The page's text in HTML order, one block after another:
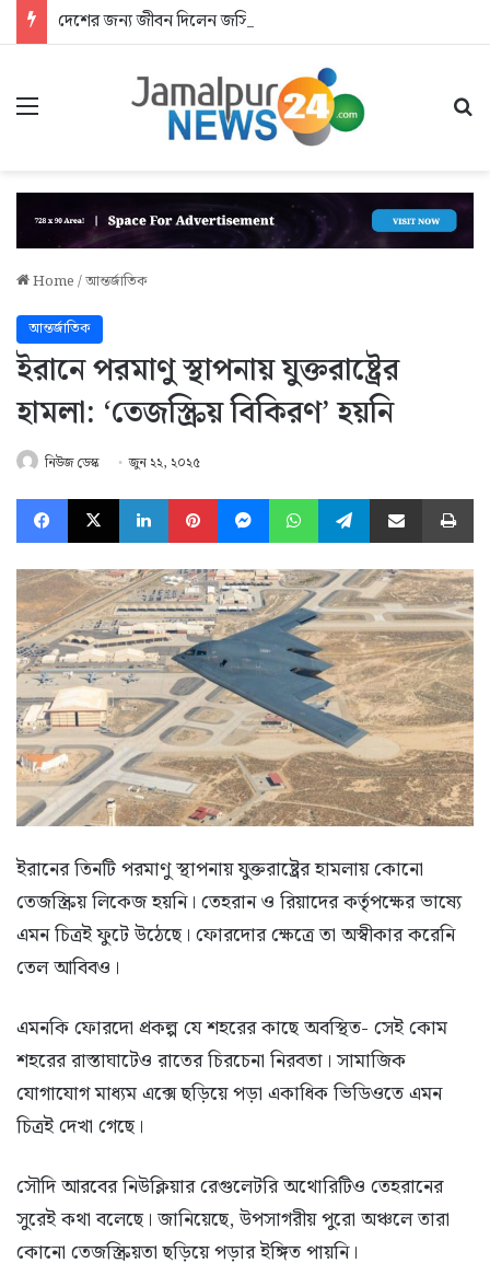
দেশের জন্য জীবন দিলেন জসিম: আশ্রয়হীন শহীদের পরিবার
Menu
Home/আন্তর্জাতিক
আন্তর্জাতিক
ইরানে পরমাণু স্থাপনায় যুক্তরাষ্ট্রের
হামলা: ‘তেজস্ক্রিয় বিকিরণ’ হয়নি
নিউজ ডেস্ক জুন ২২, ২০২৫
Facebook
X LinkedInPinterestMessengerWhatsAppTelegramShare via Email
ইরানের তিনটি পরমাণু স্থাপনায় যুক্তরাষ্ট্রের হামলায় কোনো
তেজস্ক্রিয় লিকেজ হয়নি। তেহরান ও রিয়াদের কর্তৃপক্ষের ভাষ্যে
এমন চিত্রই ফুটে উঠেছে। ফোরদোর ক্ষেত্রে তা অস্বীকার করেনি
তেল আবিবও।
এমনকি ফোরদো প্রকল্প যে শহরের কাছে অবস্থিত- সেই কোম
শহরের রাস্তাঘাটেও রাতের চিরচেনা নিরবতা। সামাজিক
যোগাযোগ মাধ্যম এক্সে ছড়িয়ে পড়া একাধিক ভিডিওতে এমন
চিত্রই দেখা গেছে।
সৌদি আরবের নিউক্লিয়ার রেগুলেটরি অথোরিটিও তেহরানের
সুরেই কথা বলেছে। জানিয়েছে, উপসাগরীয় পুরো অঞ্চলে তারা
কোনো তেজস্ক্রিয়তা ছড়িয়ে পড়ার ইঙ্গিত পায়নি।